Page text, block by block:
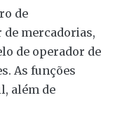
de
mercadorias,
de operador de
As funções
além de